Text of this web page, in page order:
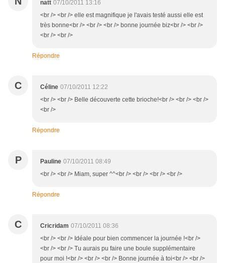
natt 07/10/2011 13:16
<br /> <br /> elle est magnifique je l'avais testé aussi elle est
très bonne<br /> <br /> <br /> bonne journée biz<br /> <br />
<br /> <br />
Répondre
C Céline 07/10/2011 12:22
<br /> <br /> Belle découverte cette brioche!<br /> <br /> <br />
<br />
Répondre
P Pauline 07/10/2011 08:49
<br /> <br /> Miam, super ^^<br /> <br /> <br /> <br />
Répondre
C Cricridam 07/10/2011 08:36
<br /> <br /> Idéale pour bien commencer la journée !<br />
<br /> <br /> Tu aurais pu faire une boule supplémentaire
pour moi !<br /> <br /> <br /> Bonne journée à toi<br /> <br />